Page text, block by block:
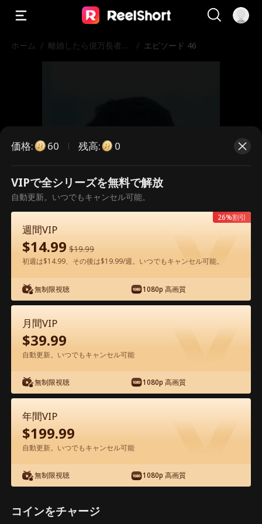
ホーム / 離婚したら億万長者と
/ エピソード 46
こちらは有料のエピソードです。視
聴いただくには解放が必要です。
60今すぐ解放
アプリ内で無料視聴可能
エピソード46 - 離婚したら億万長者と運
命の恋に落ちた 映画フル
46 47 48 49 50
価格: 60 残高: 0
VIPで全シリーズを無料で解放
自動更新。いつでもキャンセル可能。
週間VIP
$14.99 $19.99
初週は$14.99、その後は$19.99/週。いつでもキャンセル可能。
無制限視聴 1080p 高画質
26%割引
月間VIP
$39.99
自動更新。いつでもキャンセル可能
無制限視聴 1080p 高画質
年間VIP
$199.99
自動更新。いつでもキャンセル可能
無制限視聴 1080p 高画質
コインをチャージ